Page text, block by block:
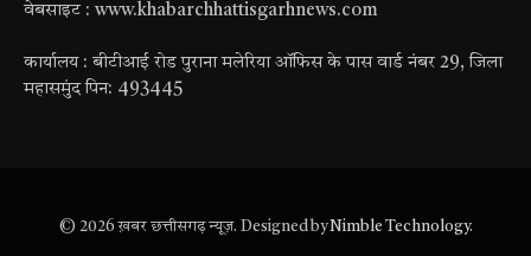
वेबसाइट : www.khabarchhattisgarhnews.com
कार्यालय : बीटीआई रोड पुराना मलेरिया ऑफिस के पास वार्ड नंबर 29, जिला
महासमुंद पिन: 493445
© 2026 ख़बर छत्तीसगढ़ न्यूज़. Designed byNimble Technology.